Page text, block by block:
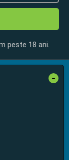
peste 18 ani.
-